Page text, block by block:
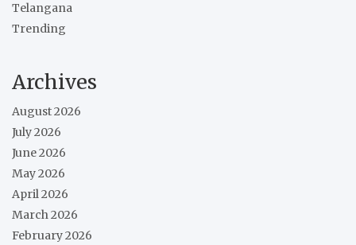
Telangana
Trending
Archives
August 2026
July 2026
June 2026
May 2026
April 2026
March 2026
February 2026